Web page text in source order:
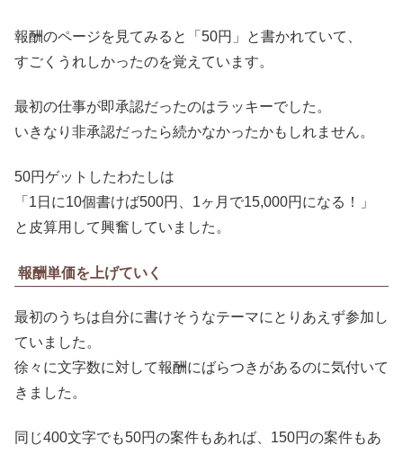
報酬のページを見てみると「50円」と書かれていて、
すごくうれしかったのを覚えています。
最初の仕事が即承認だったのはラッキーでした。
いきなり非承認だったら続かなかったかもしれません。
50円ゲットしたわたしは
「1日に10個書けば500円、1ヶ月で15,000円になる！」
と皮算用して興奮していました。
報酬単価を上げていく
最初のうちは自分に書けそうなテーマにとりあえず参加し
ていました。
徐々に文字数に対して報酬にばらつきがあるのに気付いて
きました。
同じ400文字でも50円の案件もあれば、150円の案件もあ